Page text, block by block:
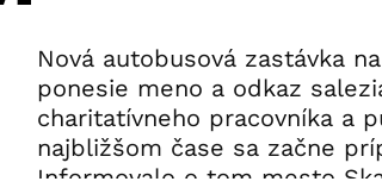
Nová autobusová zastávka
ponesie meno a odkaz
charitatívneho pracovníka a
najbližšom čase sa začne
Informovalo o tom mesto